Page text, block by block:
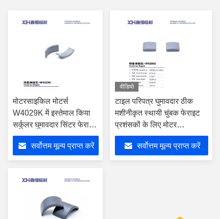
मोटरसाइकिल मोटर्स
W4029K में इस्तेमाल किया
सर्कुलर घुमावदार सिंटर फेराइट
चुंबक
सर्वोत्तम मूल्य प्राप्त करें
वीडियो
टाइल परिपत्र घुमावदार ठीक
मशीनीकृत स्थायी चुंबक फेराइट
प्रशंसकों के लिए मोटर
W5166A
सर्वोत्तम मूल्य प्राप्त करें